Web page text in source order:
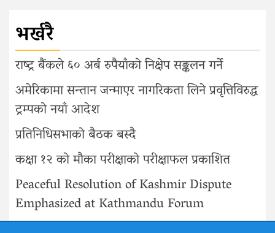
भर्खरै
राष्ट्र बैंकले ६० अर्ब रुपैयाँको निक्षेप सङ्कलन गर्ने
अमेरिकामा सन्तान जन्माएर नागरिकता लिने प्रवृत्तिविरुद्ध
ट्रम्पको नयाँ आदेश
प्रतिनिधिसभाको बैठक बस्दै
कक्षा १२ को मौका परीक्षाको परीक्षाफल प्रकाशित
Peaceful Resolution of Kashmir Dispute
Emphasized at Kathmandu Forum